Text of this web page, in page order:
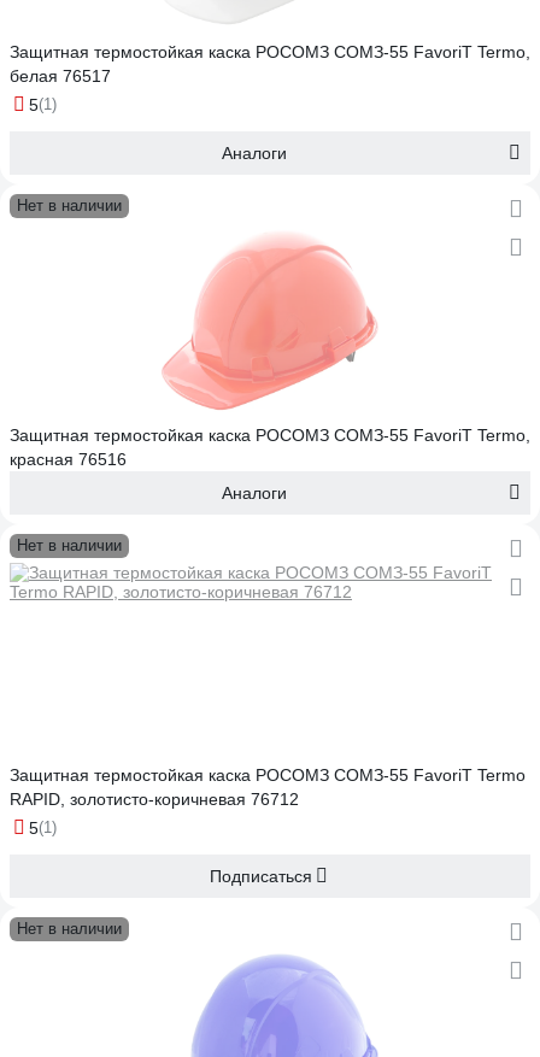
Защитная термостойкая каска РОСОМЗ СОМЗ-55 FavoriT Termo,
белая 76517
5(1)
Аналоги
Нет в наличии
Защитная термостойкая каска РОСОМЗ СОМЗ-55 FavoriT Termo,
красная 76516
Аналоги
Нет в наличии
Защитная термостойкая каска РОСОМЗ СОМЗ-55 FavoriT Termo
RAPID, золотисто-коричневая 76712
5(1)
Подписаться
Нет в наличии